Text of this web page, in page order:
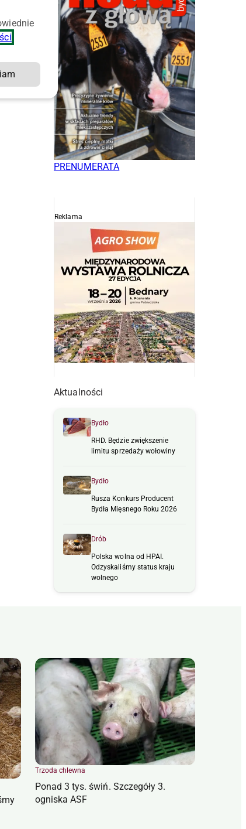
PRENUMERATA
Reklama
Aktualności
Bydło
RHD. Będzie zwiększenie
limitu sprzedaży wołowiny
Bydło
Rusza Konkurs Producent
Bydła Mięsnego Roku 2026
Drób
Polska wolna od HPAI.
Odzyskaliśmy status kraju
wolnego
Trzoda chlewna
Ponad 3 tys. świń. Szczegóły 3.
ogniska ASF